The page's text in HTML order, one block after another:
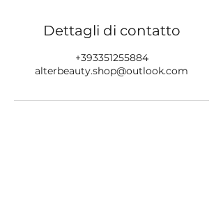
Dettagli di contatto
+393351255884
alterbeauty.shop@outlook.com